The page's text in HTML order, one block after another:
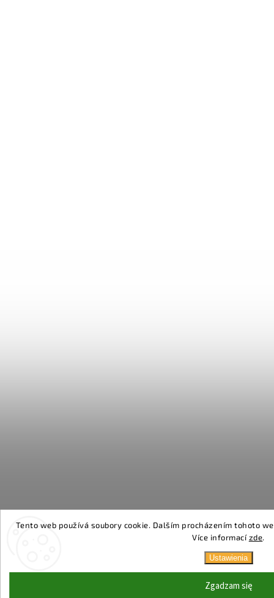
Tento web používá soubory cookie. Dalším procházením tohoto
Více informacízde.
Ustawienia
Zgadzam się